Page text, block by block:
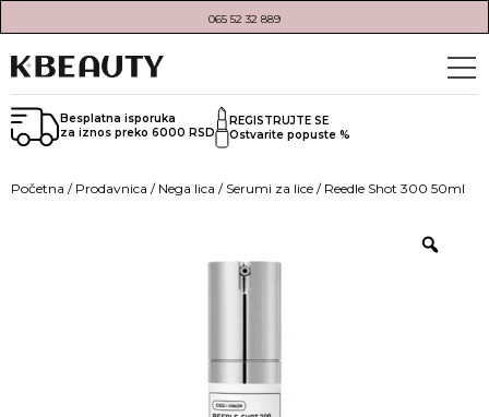
065 52 32 889
Besplatna isporuka
za iznos preko 6000 RSD
REGISTRUJTE SE
Ostvarite popuste %
Početna / Prodavnica / Nega lica / Serumi za lice / Reedle Shot 300 50ml